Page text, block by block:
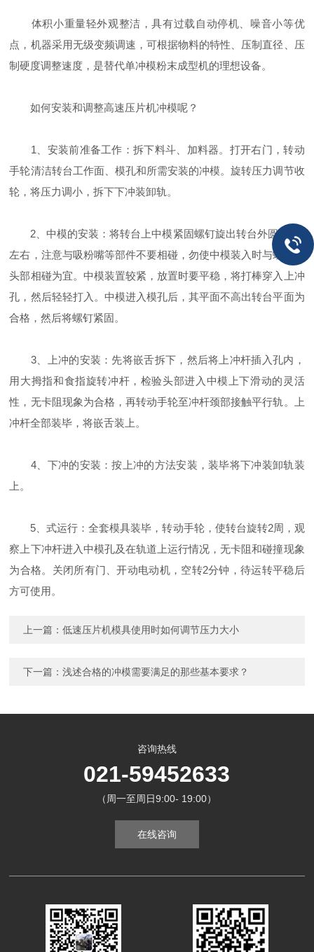
体积小重量轻外观整洁，具有过载自动停机、噪音小等优
点，机器采用无级变频调速，可根据物料的特性、压制直径、压
制硬度调整速度，是替代单冲模粉末成型机的理想设备。
如何安装和调整高速压片机冲模呢？
1、安装前准备工作：拆下料斗、加料器。打开右门，转动
手轮清洁转台工作面、模孔和所需安装的冲模。旋转压力调节收
轮，将压力调小，拆下下冲装卸轨。
2、中模的安装：将转台上中模紧固螺钉旋出转台外圆1毫米
左右，注意与吸粉嘴等部件不要相碰，勿使中模装入时与螺钉的
头部相碰为宜。中模装置较紧，放置时要平稳，将打棒穿入上冲
孔，然后轻轻打入。中模进入模孔后，其平面不高出转台平面为
合格，然后将螺钉紧固。
3、上冲的安装：先将嵌舌拆下，然后将上冲杆插入孔内，
用大拇指和食指旋转冲杆，检验头部进入中模上下滑动的灵活
性，无卡阻现象为合格，再转动手轮至冲杆颈部接触平行轨。上
冲杆全部装毕，将嵌舌装上。
4、下冲的安装：按上冲的方法安装，装毕将下冲装卸轨装
上。
5、式运行：全套模具装毕，转动手轮，使转台旋转2周，观
察上下冲杆进入中模孔及在轨道上运行情况，无卡阻和碰撞现象
为合格。关闭所有门、开动电动机，空转2分钟，待运转平稳后
方可使用。
上一篇：低速压片机模具使用时如何调节压力大小
下一篇：浅述合格的冲模需要满足的那些基本要求？
咨询热线
021-59452633
（周一至周日9:00- 19:00）
在线咨询